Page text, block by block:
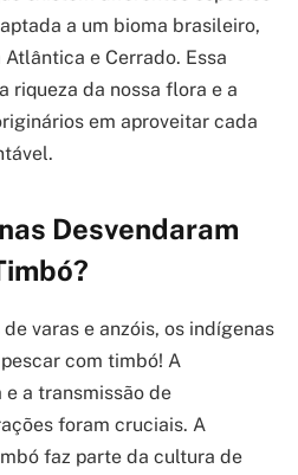
a um bioma brasileiro,
e Cerrado. Essa
riqueza da nossa flora e a
em aproveitar cada
Desvendaram
varas e anzóis, os indígenas
com timbó! A
a transmissão de
foram cruciais. A
faz parte da cultura de